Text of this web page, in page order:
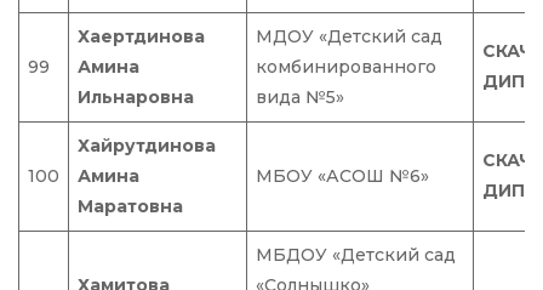
99
Хаертдинова
Амина
Ильнаровна
МДОУ «Детский сад
комбинированного
вида №5»
100
Хайрутдинова
Амина
Маратовна
МБОУ «АСОШ №6»
Хамитова
МБДОУ «Детский сад
«Солнышко»